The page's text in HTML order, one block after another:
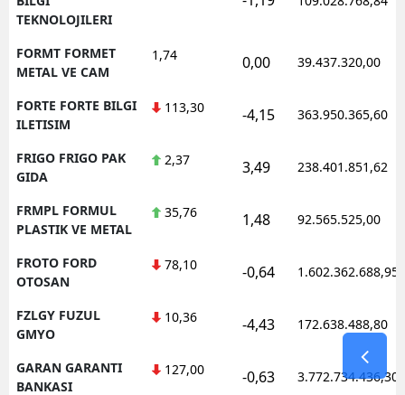
TEKNOLOJILERI
FORMT FORMET
METAL VE CAM
1,74 0,00 39.437.320,00
FORTE FORTE BILGI
ILETISIM
113,30 -4,15 363.950.365,60
FRIGO FRIGO PAK
GIDA
2,37 3,49 238.401.851,62
FRMPL FORMUL
PLASTIK VE METAL
35,76 1,48 92.565.525,00
FROTO FORD
OTOSAN
78,10 -0,64 1.602.362.688,95
FZLGY FUZUL
GMYO
10,36 -4,43 172.638.488,80
GARAN GARANTI
BANKASI
127,00 -0,63 3.772.734.436,30